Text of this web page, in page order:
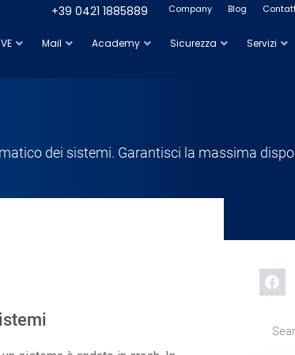
+39 0421 1885889 Company Blog
Mail Academy Sicurezza Servizi
dei sistemi. Garantisci la massima